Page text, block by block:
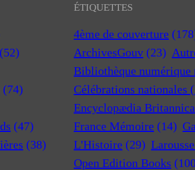
(52)
(74)
(47)
(38)
ÉTIQUETTES
4ème de couverture
ArchivesGouv (23)
Bibliothèque numérique
Célébrations nationales
Encyclopædia Britannica
France Mémoire (14)
L'Histoire (29)
Open Edition Books